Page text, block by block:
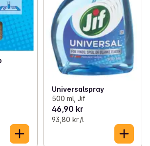
Universalspray
500 ml, Jif
46,90 kr
93,80 kr /l